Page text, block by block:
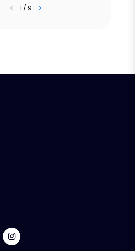
< 1 / 9 >